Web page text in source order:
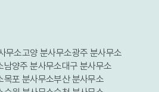
무소고양 분사무소광주 분사무소
남양주 분사무소대구 분사무소
목포 분사무소부산 분사무소